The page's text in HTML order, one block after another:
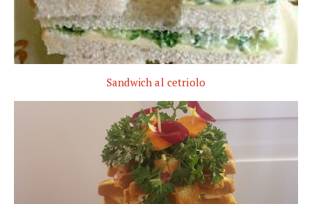
Sandwich al cetriolo